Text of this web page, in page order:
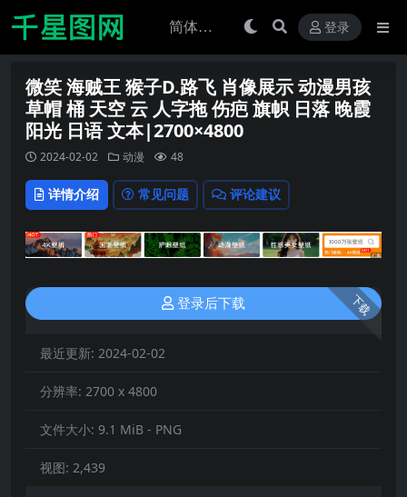
登录
微笑 海贼王 猴子D.路飞 肖像展示 动漫男孩
草帽 桶 天空 云 人字拖 伤疤 旗帜 日落 晚霞
阳光 日语 文本|2700×4800
2024-02-02 动漫 48
详情介绍 常见问题 评论建议
下载
登录后下载
最近更新: 2024-02-02
分辨率: 2700 x 4800
文件大小: 9.1 MiB - PNG
视图: 2,439